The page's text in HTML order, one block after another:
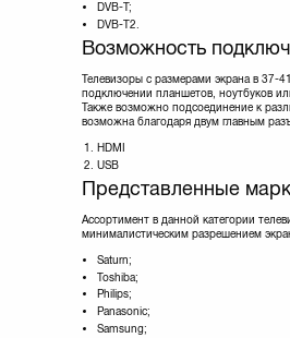
DVB-T;
DVB-T2.
Возможность
Телевизоры с размерами экрана в 37-
подключении планшетов, ноутбуков
Также возможно подсоединение к
возможна благодаря двум главным
HDMI
USB
Представленные
Ассортимент в данной категории
минималистическим разрешением
Saturn;
Toshiba;
Philips;
Panasonic;
Samsung;